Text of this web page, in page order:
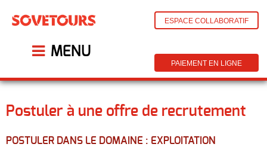
MENU
ESPACE COLLABORATIF
PAIEMENT EN LIGNE
Postuler à une offre de recrutement
POSTULER DANS LE DOMAINE : EXPLOITATION